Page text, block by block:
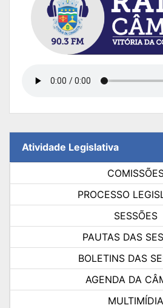
Atividade Legislativa
PROCESSO
SESSÕES
PAUTAS DAS
BOLETINS DAS
AGENDA DA
MULTIMÍDIA